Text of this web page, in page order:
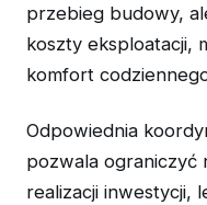
przebieg budowy,
koszty eksploatacji,
komfort
Odpowiednia
pozwala ograniczyć
realizacji inwestycji,